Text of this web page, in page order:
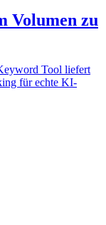
Volumen zu
Tool liefert
für echte KI-